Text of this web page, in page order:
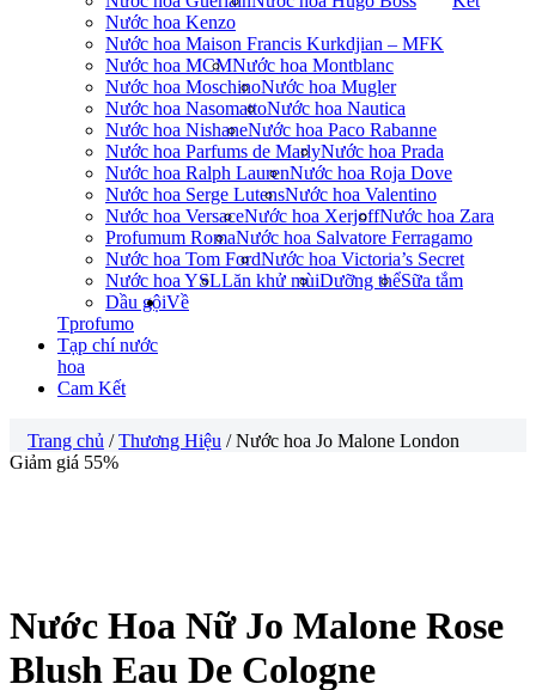
Nước hoa Kenzo
Nước hoa Maison Francis Kurkdjian – MFK
Nước hoa MCMNước hoa Montblanc
Nước hoa MoschinoNước hoa Mugler
Nước hoa NasomattoNước hoa Nautica
Nước hoa NishaneNước hoa Paco Rabanne
Nước hoa Parfums de MarlyNước hoa Prada
Nước hoa Ralph LaurenNước hoa Roja Dove
Nước hoa Serge LutensNước hoa Valentino
Nước hoa VersaceNước hoa XerjoffNước hoa Zara
Profumum RomaNước hoa Salvatore Ferragamo
Nước hoa Tom FordNước hoa Victoria’s Secret
Nước hoa YSLLăn khử mùiDưỡng thểSữa tắm
Dầu gộiVề
Tprofumo
Tạp chí nước
hoa
Cam Kết
Trang chủ /Thương Hiệu / Nước hoa Jo Malone London
Giảm giá 55%
Nước Hoa Nữ Jo Malone Rose
Blush Eau De Cologne